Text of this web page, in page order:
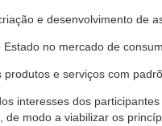
e desenvolvimento de
no mercado de
e serviços com
interesses dos
de modo a viabilizar os